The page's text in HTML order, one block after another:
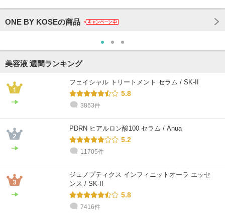
ONE BY KOSEの商品
美容液 週間ランキング
フェイシャル トリートメント セラム / SK-II
5.8
3863件
PDRN ヒアルロン酸100 セラム / Anua
5.2
11705件
ジェノプティクス インフィニットオーラ エッセ
ンス / SK-II
5.8
7416件